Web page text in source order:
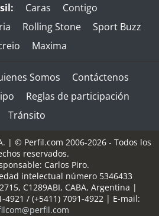
Caras
Contigo
Rolling Stone
Sport Buzz
Maxima
Somos
Contáctenos
Reglas de participación
Tránsito
| © Perfil.com 2006-2026 - Todos los
reservados.
Carlos Piro.
intelectual número 5346433
, C1289ABI, CABA, Argentina |
4921 / (+5411) 7091-4922 | E-mail: